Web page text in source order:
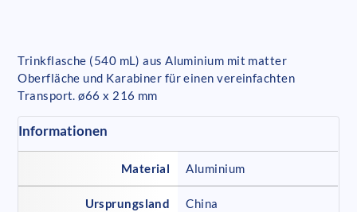
Trinkflasche (540 mL) aus Aluminium mit matter
Oberfläche und Karabiner für einen vereinfachten
Transport. ø66 x 216 mm
Informationen
Material Aluminium
Ursprungsland China